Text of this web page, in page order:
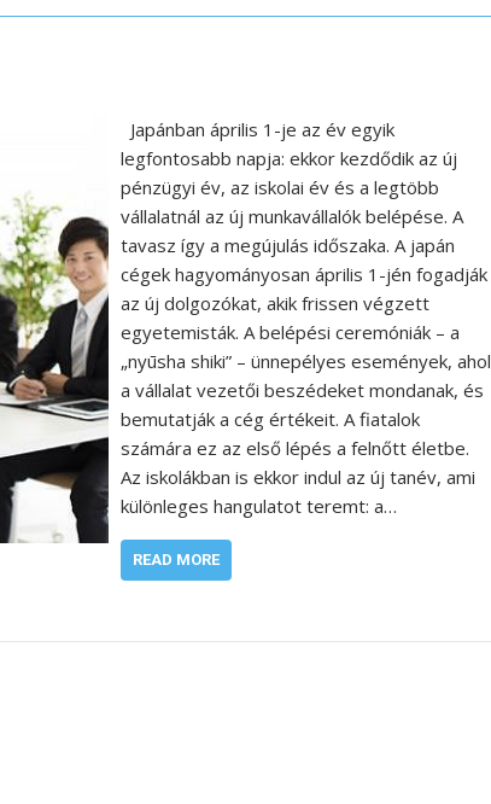
Japánban április 1-je az év egyik
legfontosabb napja: ekkor kezdődik az új
pénzügyi év, az iskolai év és a legtöbb
vállalatnál az új munkavállalók belépése. A
tavasz így a megújulás időszaka. A japán
cégek hagyományosan április 1-jén fogadják
az új dolgozókat, akik frissen végzett
egyetemisták. A belépési ceremóniák – a
„nyūsha shiki” – ünnepélyes események, ahol
a vállalat vezetői beszédeket mondanak, és
bemutatják a cég értékeit. A fiatalok
számára ez az első lépés a felnőtt életbe.
Az iskolákban is ekkor indul az új tanév, ami
különleges hangulatot teremt: a…
READ MORE